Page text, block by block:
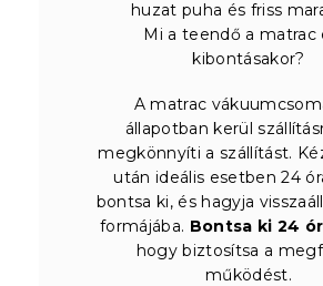
huzat puha és friss
Mi a teendő a matrac
kibontásakor?
A matrac
állapotban kerül
megkönnyíti a szállítást.
után ideális esetben 24
bontsa ki, és hagyja
formájába. Bontsa ki 24
hogy biztosítsa a
működést.